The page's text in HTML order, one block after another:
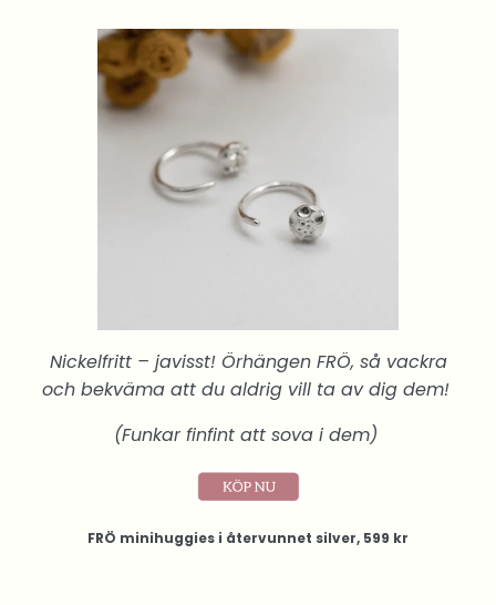
Nickelfritt – javisst! Örhängen FRÖ, så vackra
och bekväma att du aldrig vill ta av dig dem!
(Funkar finfint att sova i dem)
FRÖ minihuggies i återvunnet silver, 599 kr